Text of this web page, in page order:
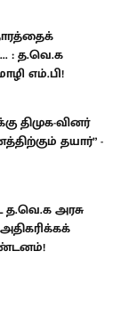
: த.வெ.க
எம்.பி!
திமுக-வினர்
தயார்” -
த.வெ.க அரசு